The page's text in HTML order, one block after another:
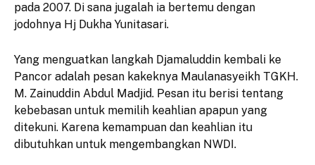
pada 2007. Di sana jugalah ia bertemu dengan
jodohnya Hj Dukha Yunitasari.
Yang menguatkan langkah Djamaluddin kembali ke
Pancor adalah pesan kakeknya Maulanasyeikh TGKH.
M. Zainuddin Abdul Madjid. Pesan itu berisi tentang
kebebasan untuk memilih keahlian apapun yang
ditekuni. Karena kemampuan dan keahlian itu
dibutuhkan untuk mengembangkan NWDI.